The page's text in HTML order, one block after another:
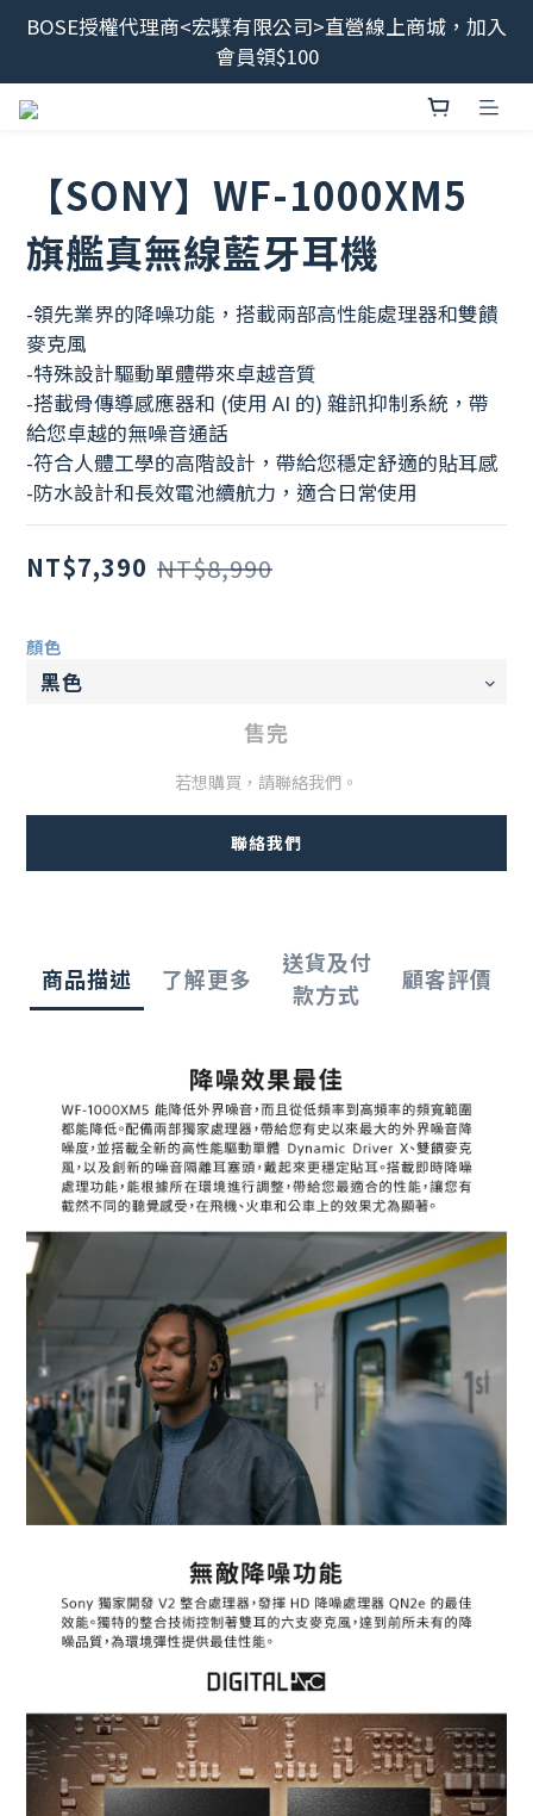
最新消息📢BOSE 售後服務、維修流程調整<2026/6/8
起>
BOSE授權代理商<宏驜有限公司>直營線上商城，加入
會員領$100
會員限定福利開搶！下單即贈BOSE品牌筆記本，錯過
最新消息📢BOSE 售後服務、維修流程調整<2026/6/8
【SONY】WF-1000XM5
旗艦真無線藍牙耳機
-領先業界的降噪功能，搭載兩部高性能處理器和雙饋
麥克風
-特殊設計驅動單體帶來卓越音質
-搭載骨傳導感應器和 (使用 AI 的) 雜訊抑制系統，帶
給您卓越的無噪音通話
-符合人體工學的高階設計，帶給您穩定舒適的貼耳感
-防水設計和長效電池續航力，適合日常使用
NT$7,390 NT$8,990
顏色
售完
若想購買，請聯絡我們。
聯絡我們
商品描述 了解更多
送貨及付
款方式
顧客評價